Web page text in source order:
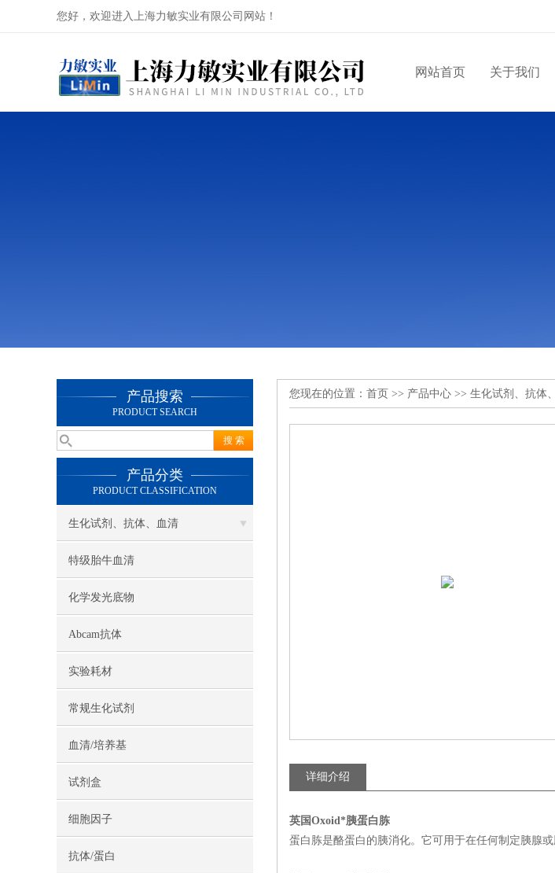
您好，欢迎进入上海力敏实业有限公司网站！
网站首页 关于我们
产品搜索
PRODUCT SEARCH
产品分类
PRODUCT CLASSIFICATION
生化试剂、抗体、血清
特级胎牛血清
化学发光底物
Abcam抗体
实验耗材
常规生化试剂
血清/培养基
试剂盒
细胞因子
抗体/蛋白
您现在的位置： 首页 >> 产品中心 >> 生化试剂、抗体
详细介绍
英国Oxoid*胰蛋白胨
蛋白胨是酪蛋白的胰消化。它可用于在任何制定胰腺